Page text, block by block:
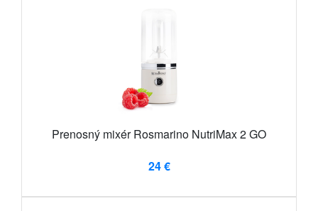
Prenosný mixér Rosmarino NutriMax 2 GO
24 €